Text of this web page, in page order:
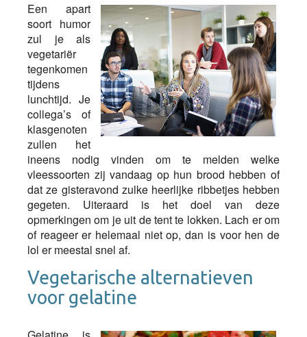
Een apart
soort humor
zul je als
vegetariër
tegenkomen
tijdens
lunchtijd. Je
collega’s of
klasgenoten
zullen het
ineens nodig vinden om te melden welke
vleessoorten zij vandaag op hun brood hebben of
dat ze gisteravond zulke heerlijke ribbetjes hebben
gegeten. Uiteraard is het doel van deze
opmerkingen om je uit de tent te lokken. Lach er om
of reageer er helemaal niet op, dan is voor hen de
lol er meestal snel af.
Vegetarische alternatieven
voor gelatine